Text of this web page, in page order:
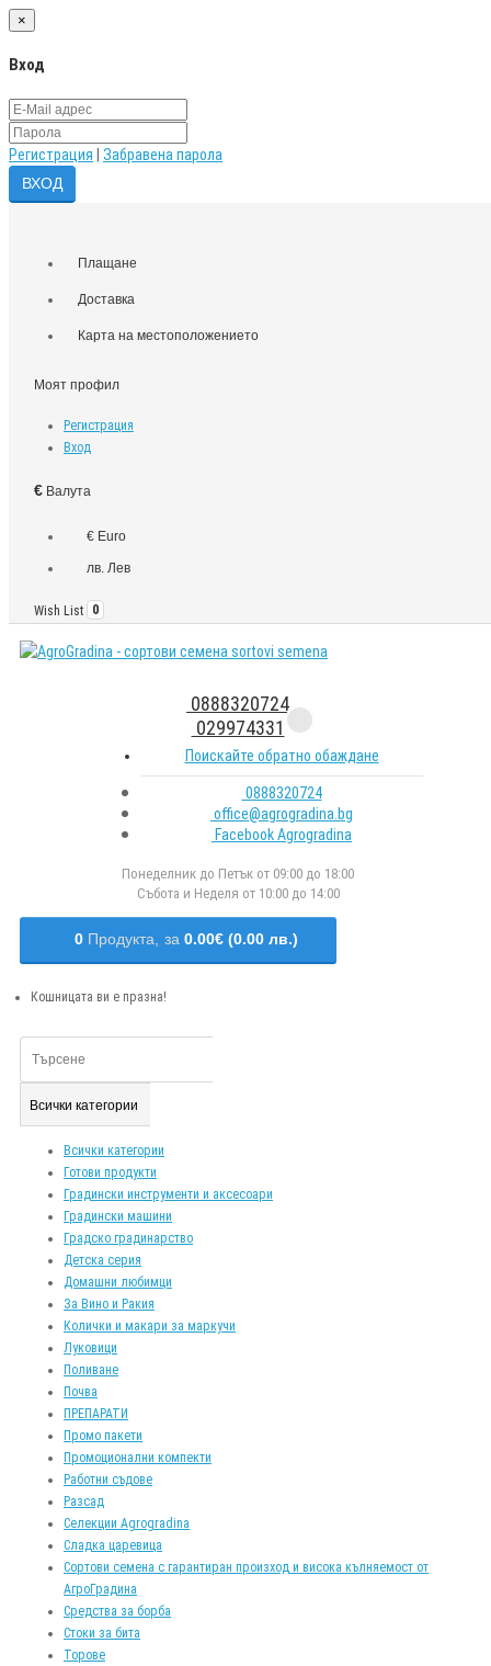
×
Вход
Регистрация Забравена парола
Плащане
Доставка
Карта на местоположението
Моят профил
Регистрация
Вход
€ Валута
€ Euro
лв. Лев
Wish List 0
0888320724
029974331
Поискайте обратно обаждане
0888320724
office@agrogradina.bg
Facebook Agrogradina
Понеделник до Петък от 09:00 до 18:00
Събота и Неделя от 10:00 до 14:00
0 Продукта, за 0.00€ (0.00 лв.)
Кошницата ви е празна!
Всички категории
Всички категории
Готови продукти
Градински инструменти и аксесоари
Градински машини
Градско градинарство
Детска серия
Домашни любимци
За Вино и Ракия
Колички и макари за маркучи
Луковици
Поливане
Почва
ПРЕПАРАТИ
Промо пакети
Промоционални компекти
Работни съдове
Разсад
Селекции Agrogradina
Сладка царевица
Сортови семена с гарантиран произход и висока кълняемост от
АгроГрадина
Средства за борба
Стоки за бита
Торове